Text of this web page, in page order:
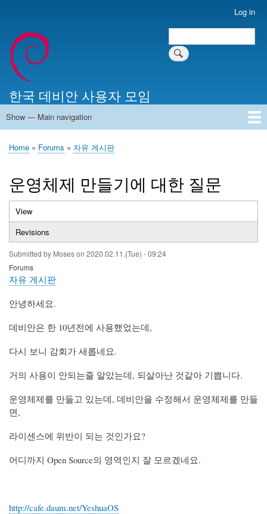
account
menu
Log in
Search
한국 데비안 사용자 모임
Main
Show — Main navigation
Home
알리는 말씀
최근 게시물
위키 문서
미러 서버
Breadcrumb
Home Forums 자유 게시판
운영체제 만들기에 대한 질문
Primary
tabs
View
tab)
Revisions
Submitted by Moseson 2020.02.11.(Tue) - 09:24
Forums
자유 게시판
안녕하세요.
데비안은 한 10년전에 사용했었는데,
다시 보니 감회가 새롭네요.
거의 사용이 안되는줄 알았는데, 되살아난 것같아 기쁩니다.
운영체제를 만들고 있는데, 데비안을 수정해서 운영체제를 만들
면,
라이센스에 위반이 되는 것인가요?
어디까지 Open Source의 영역인지 잘 모르겠네요.
http://cafe.daum.net/YeshuaOS